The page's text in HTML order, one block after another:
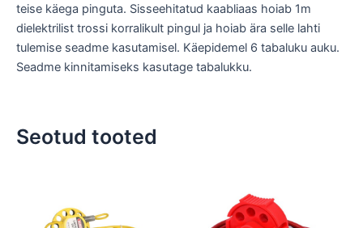
teise käega pinguta. Sisseehitatud kaabliaas hoiab 1m
dielektrilist trossi korralikult pingul ja hoiab ära selle lahti
tulemise seadme kasutamisel. Käepidemel 6 tabaluku auku.
Seadme kinnitamiseks kasutage tabalukku.
Seotud tooted